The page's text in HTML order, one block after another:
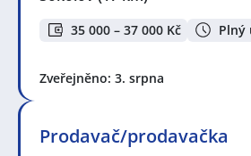
35 000 – 37 000 Kč Plný
Zveřejněno: 3. srpna
Prodavač/prodavačka